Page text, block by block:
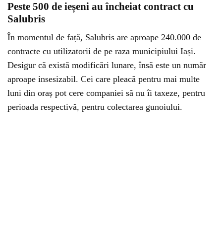
Peste 500 de ieșeni au încheiat contract cu
Salubris
În momentul de față, Salubris are aproape 240.000 de
contracte cu utilizatorii de pe raza municipiului Iași.
Desigur că există modificări lunare, însă este un număr
aproape insesizabil. Cei care pleacă pentru mai multe
luni din oraș pot cere companiei să nu îi taxeze, pentru
perioada respectivă, pentru colectarea gunoiului.